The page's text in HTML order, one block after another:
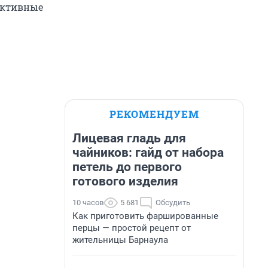
РЕКОМЕНДУЕМ
Лицевая гладь для
чайников: гайд от набора
петель до первого
готового изделия
10 часов 5 681 Обсудить
Как приготовить фаршированные
перцы — простой рецепт от
жительницы Барнаула